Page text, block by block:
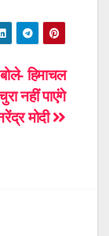
हिमाचल
नहीं पाएंगे
मोदी